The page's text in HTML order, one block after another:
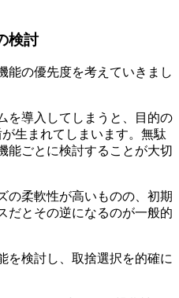
検討
能の優先度を考えていきまし
を導入してしまうと、目的の
生まれてしまいます。無駄
能ごとに検討することが大切
の柔軟性が高いものの、初期
だとその逆になるのが一般的
を検討し、取捨選択を的確に